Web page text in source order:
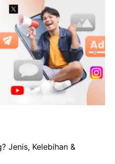
Jenis, Kelebihan &